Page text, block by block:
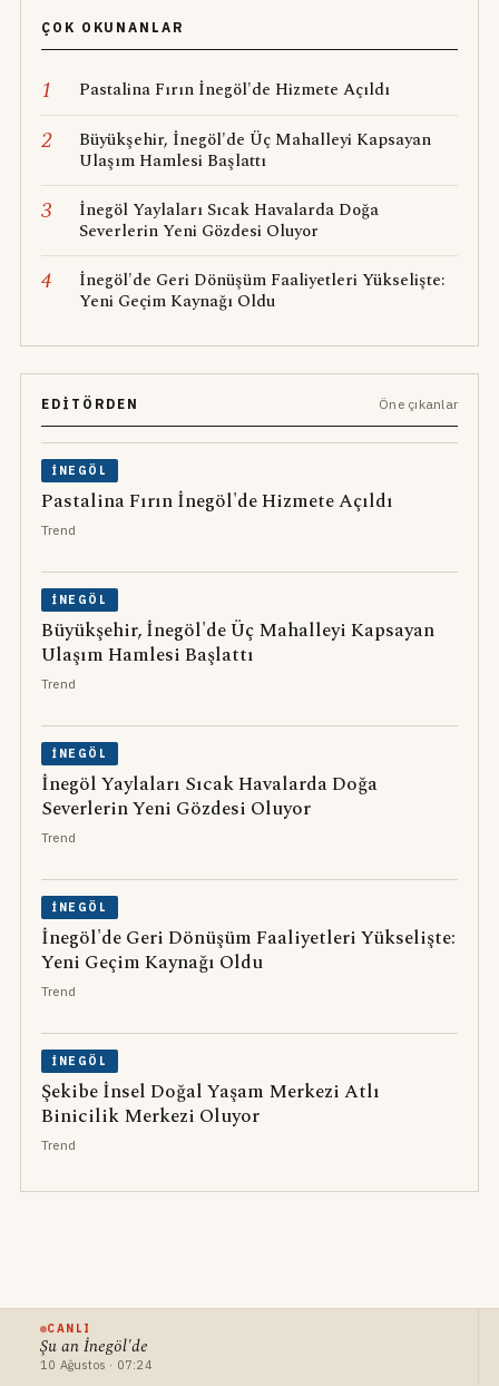
ÇOK OKUNANLAR
1 Pastalina Fırın İnegöl'de Hizmete Açıldı
2
Büyükşehir, İnegöl'de Üç Mahalleyi Kapsayan
Ulaşım Hamlesi Başlattı
3
İnegöl Yaylaları Sıcak Havalarda Doğa
Severlerin Yeni Gözdesi Oluyor
4
İnegöl'de Geri Dönüşüm Faaliyetleri Yükselişte:
Yeni Geçim Kaynağı Oldu
EDITÖRDEN Öne çıkanlar
İNEGÖL
Pastalina Fırın İnegöl'de Hizmete Açıldı
Trend
İNEGÖL
Büyükşehir, İnegöl'de Üç Mahalleyi Kapsayan
Ulaşım Hamlesi Başlattı
Trend
İNEGÖL
İnegöl Yaylaları Sıcak Havalarda Doğa
Severlerin Yeni Gözdesi Oluyor
Trend
İNEGÖL
İnegöl'de Geri Dönüşüm Faaliyetleri Yükselişte:
Yeni Geçim Kaynağı Oldu
Trend
İNEGÖL
Şekibe İnsel Doğal Yaşam Merkezi Atlı
Binicilik Merkezi Oluyor
Trend
CANLI
Şu an İnegöl'de
10 Ağustos · 07:24